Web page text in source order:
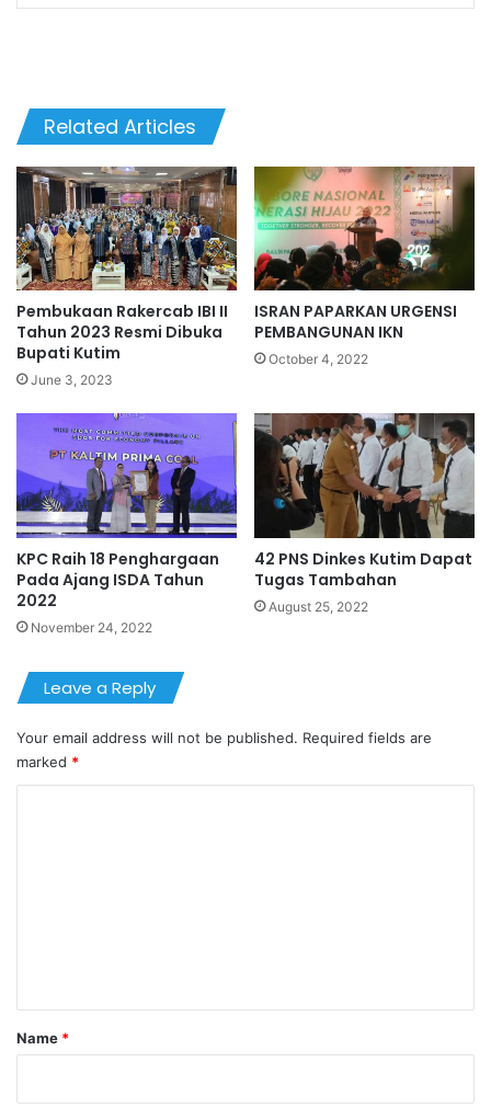
Related Articles
Pembukaan Rakercab IBI II
Tahun 2023 Resmi Dibuka
Bupati Kutim
June 3, 2023
ISRAN PAPARKAN URGENSI
PEMBANGUNAN IKN
October 4, 2022
KPC Raih 18 Penghargaan
Pada Ajang ISDA Tahun
2022
November 24, 2022
42 PNS Dinkes Kutim Dapat
Tugas Tambahan
August 25, 2022
Leave a Reply
Your email address will not be published. Required fields are
marked *
*
Name *